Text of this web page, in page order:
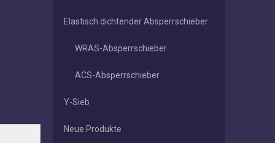
Elastisch dichtender Absperrschieber
WRAS-Absperrschieber
ACS-Absperrschieber
Y-Sieb
Neue Produkte